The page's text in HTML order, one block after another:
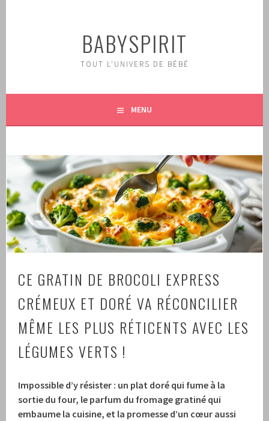
BABYSPIRIT
TOUT L'UNIVERS DE BÉBÉ
MENU
CE GRATIN DE BROCOLI EXPRESS
CRÉMEUX ET DORÉ VA RÉCONCILIER
MÊME LES PLUS RÉTICENTS AVEC LES
LÉGUMES VERTS !
Impossible d’y résister : un plat doré qui fume à la
sortie du four, le parfum du fromage gratiné qui
embaume la cuisine, et la promesse d’un cœur aussi